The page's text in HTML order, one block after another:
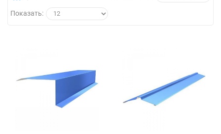
Показать: